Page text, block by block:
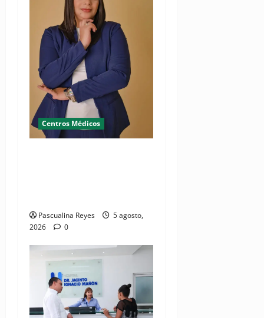
Centros Médicos
Pascualina Reyes
5 agosto,
2026
0